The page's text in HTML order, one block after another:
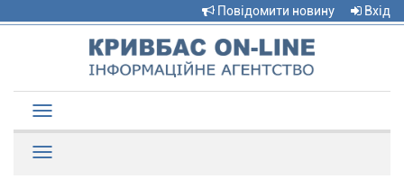
Повідомити новину Вхід
navigation